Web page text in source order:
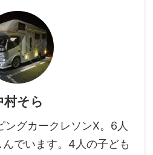
村そら
ングカークレソンX。6人
でいます。4人の子ども